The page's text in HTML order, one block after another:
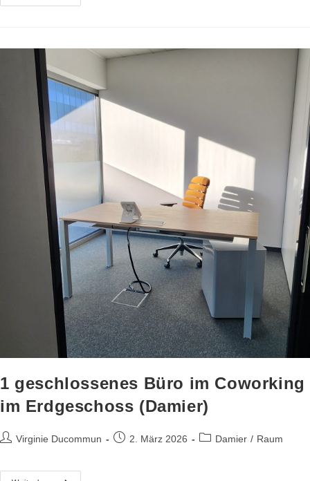
1 geschlossenes Büro im Coworking
im Erdgeschoss (Damier)
Virginie Ducommun 2. März 2026 Damier / Raum